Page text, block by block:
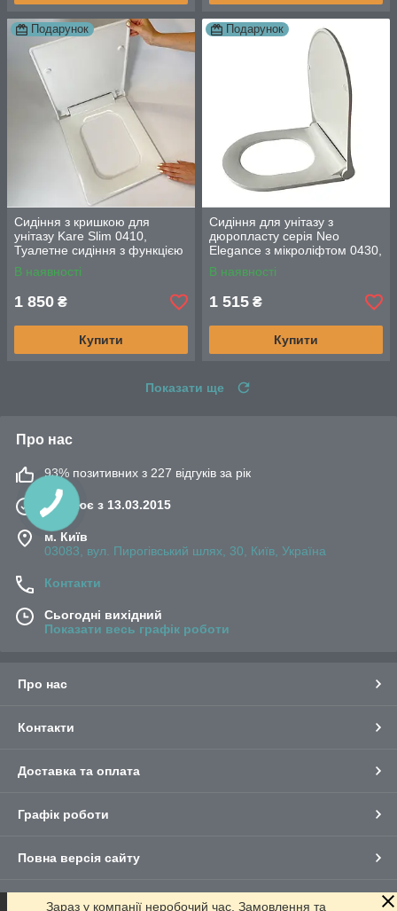
Подарунок
Сидіння з кришкою для
унітазу Kare Slim 0410,
Туалетне сидіння з функцією
мікроліфта, швидкого зняття
В наявності
1 850 ₴
Купити
Подарунок
Сидіння для унітазу з
дюропласту серія Neo
Elegance з мікроліфтом 0430,
Кришка для унітазу з
плавним опусканням
В наявності
1 515 ₴
Купити
Показати ще
Про нас
93% позитивних з 227 відгуків за рік
Працює з 13.03.2015
м. Київ
03083, вул. Пирогівський шлях, 30, Київ, Україна
Контакти
Сьогодні вихідний
Показати весь графік роботи
Про нас
Контакти
Доставка та оплата
Графік роботи
Повна версія сайту
Сайт створено на маркетплейсі Prom.ua
Зараз у компанії неробочий час. Замовлення та